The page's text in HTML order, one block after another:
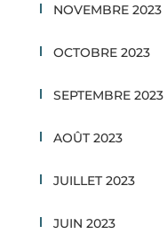
NOVEMBRE 2023
OCTOBRE 2023
SEPTEMBRE 2023
AOÛT 2023
JUILLET 2023
JUIN 2023